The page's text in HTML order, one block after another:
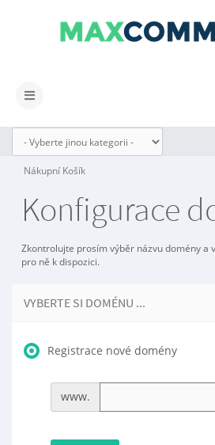
Přepnout
Nákupní Košík
Konfigurace
Zkontrolujte prosím výběr názvu domény a
pro ně k dispozici.
VYBERTE SI DOMÉNU ...
Registrace nové domény
www.